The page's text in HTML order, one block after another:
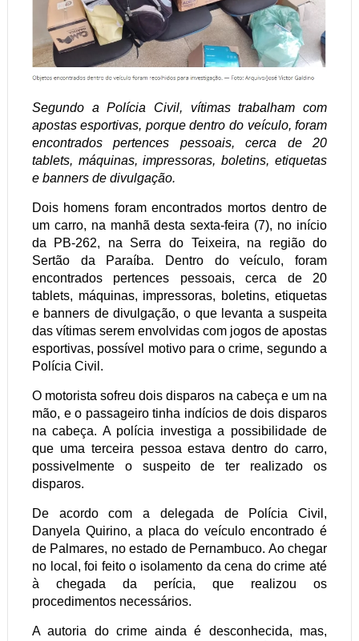
Segundo a Polícia Civil, vítimas trabalham com
apostas esportivas, porque dentro do veículo, foram
encontrados pertences pessoais, cerca de 20
tablets, máquinas, impressoras, boletins, etiquetas
e banners de divulgação.
Dois homens foram encontrados mortos dentro de
um carro, na manhã desta sexta-feira (7), no início
da PB-262, na Serra do Teixeira, na região do
Sertão da Paraíba. Dentro do veículo, foram
encontrados pertences pessoais, cerca de 20
tablets, máquinas, impressoras, boletins, etiquetas
e banners de divulgação, o que levanta a suspeita
das vítimas serem envolvidas com jogos de apostas
esportivas, possível motivo para o crime, segundo a
Polícia Civil.
O motorista sofreu dois disparos na cabeça e um na
mão, e o passageiro tinha indícios de dois disparos
na cabeça. A polícia investiga a possibilidade de
que uma terceira pessoa estava dentro do carro,
possivelmente o suspeito de ter realizado os
disparos.
De acordo com a delegada de Polícia Civil,
Danyela Quirino, a placa do veículo encontrado é
de Palmares, no estado de Pernambuco. Ao chegar
no local, foi feito o isolamento da cena do crime até
à chegada da perícia, que realizou os
procedimentos necessários.
A autoria do crime ainda é desconhecida, mas,